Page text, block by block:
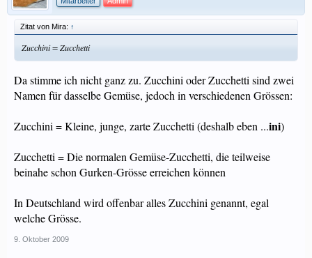
Zitat von Mira: ↑
Zucchini = Zucchetti
Da stimme ich nicht ganz zu. Zucchini oder Zucchetti sind zwei
Namen für dasselbe Gemüse, jedoch in verschiedenen Grössen:
Zucchini = Kleine, junge, zarte Zucchetti (deshalb eben ...ini)
Zucchetti = Die normalen Gemüse-Zucchetti, die teilweise
beinahe schon Gurken-Grösse erreichen können
In Deutschland wird offenbar alles Zucchini genannt, egal
welche Grösse.
9. Oktober 2009